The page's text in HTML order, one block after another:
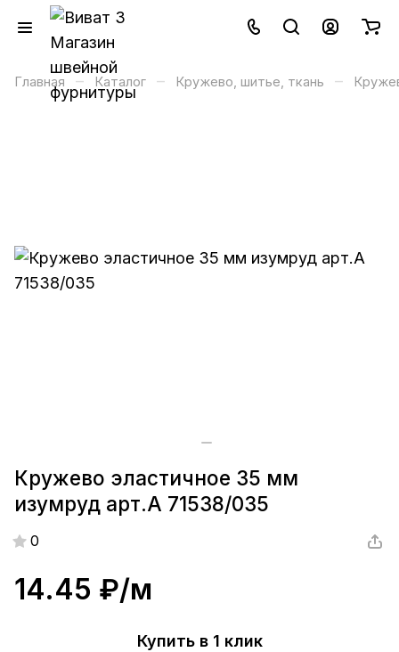
Главная – Каталог – Кружево, шитье, ткань –
Кружево эластичное 35 мм
изумруд арт.А 71538/035
0
14.45 ₽/м
Купить в 1 клик